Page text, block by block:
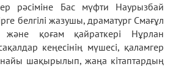
рәсіміне Бас мүфти Наурызбай
белгілі жазушы, драматург Смағұл
және қоғам қайраткері Нұрлан
кеңесінің мүшесі, қаламгер
шақырылып, жаңа кітаптардың